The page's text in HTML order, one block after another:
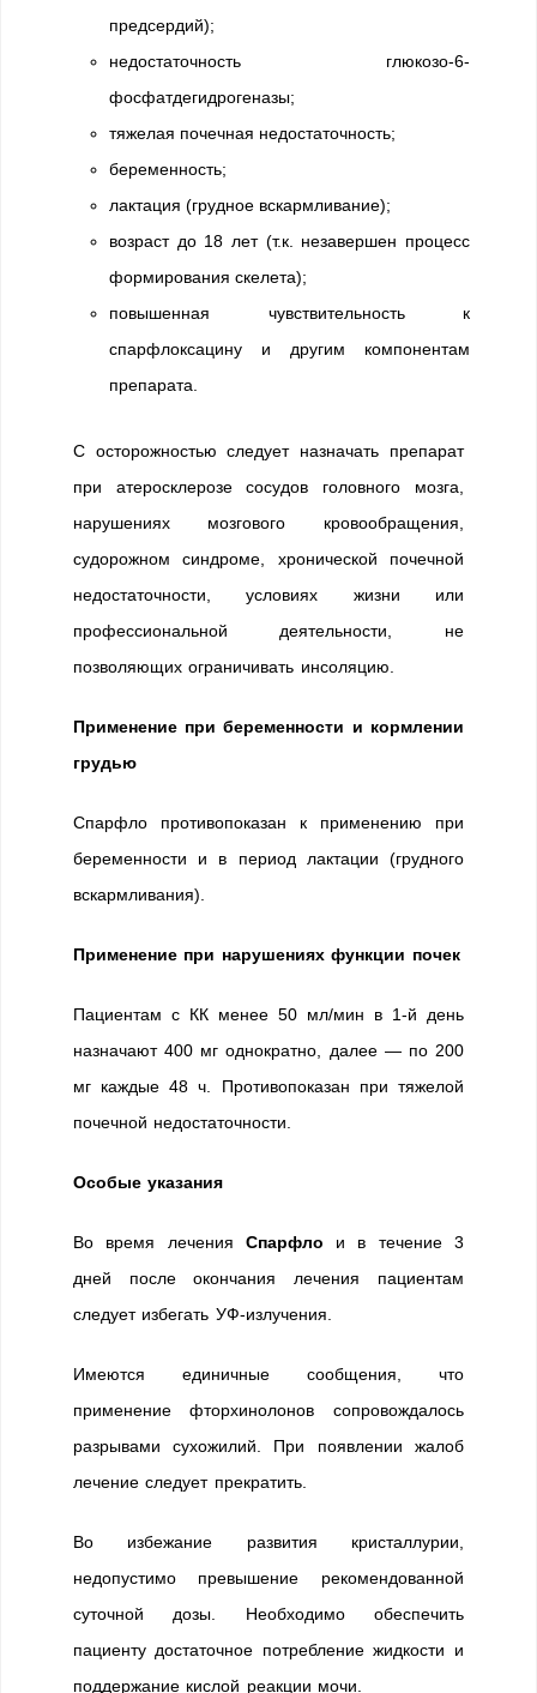
предсердий);
недостаточность глюкозо-6-
фосфатдегидрогеназы;
тяжелая почечная недостаточность;
беременность;
лактация (грудное вскармливание);
возраст до 18 лет (т.к. незавершен процесс
формирования скелета);
повышенная чувствительность к
спарфлоксацину и другим компонентам
препарата.
С осторожностью следует назначать препарат
при атеросклерозе сосудов головного мозга,
нарушениях мозгового кровообращения,
судорожном синдроме, хронической почечной
недостаточности, условиях жизни или
профессиональной деятельности, не
позволяющих ограничивать инсоляцию.
Применение при беременности и кормлении
грудью
Спарфло противопоказан к применению при
беременности и в период лактации (грудного
вскармливания).
Применение при нарушениях функции почек
Пациентам с КК менее 50 мл/мин в 1-й день
назначают 400 мг однократно, далее — по 200
мг каждые 48 ч. Противопоказан при тяжелой
почечной недостаточности.
Особые указания
Во время лечения Спарфло и в течение 3
дней после окончания лечения пациентам
следует избегать УФ-излучения.
Имеются единичные сообщения, что
применение фторхинолонов сопровождалось
разрывами сухожилий. При появлении жалоб
лечение следует прекратить.
Во избежание развития кристаллурии,
недопустимо превышение рекомендованной
суточной дозы. Необходимо обеспечить
пациенту достаточное потребление жидкости и
поддержание кислой реакции мочи.